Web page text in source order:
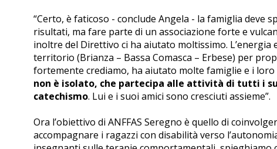
“Certo, è faticoso - conclude Angela - la famiglia deve
risultati, ma fare parte di un associazione forte e
inoltre del Direttivo ci ha aiutato moltissimo. L’energia
territorio (Brianza – Bassa Comasca – Erbese) per
fortemente crediamo, ha aiutato molte famiglie e i loro
non è isolato, che partecipa alle attività di tutti i
catechismo. Lui e i suoi amici sono cresciuti assieme”.
Ora l’obiettivo di ANFFAS Seregno è quello di
accompagnare i ragazzi con disabilità verso